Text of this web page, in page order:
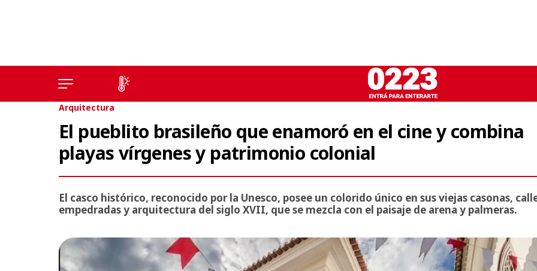
Arquitectura
El pueblito brasileño que enamoró en el cine y combina
playas vírgenes y patrimonio colonial
El casco histórico, reconocido por la Unesco, posee un colorido único en sus viejas casonas,
empedradas y arquitectura del siglo XVII, que se mezcla con el paisaje de arena y palmeras.